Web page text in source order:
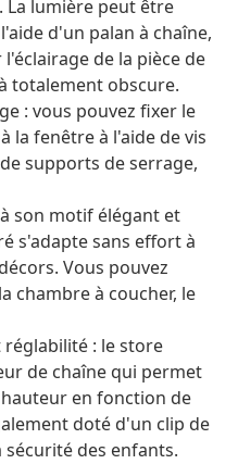
lumière peut être
d'un palan à chaîne,
de la pièce de
totalement obscure.
: vous pouvez fixer le
la fenêtre à l'aide de vis
supports de serrage,
son motif élégant et
s'adapte sans effort à
Vous pouvez
chambre à coucher, le
: le store
de chaîne qui permet
en fonction de
doté d'un clip de
des enfants.